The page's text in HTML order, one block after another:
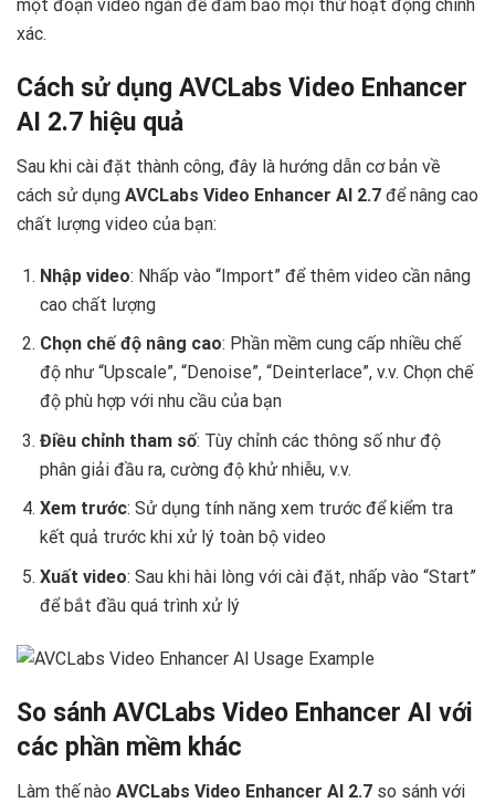
một đoạn video ngắn để đảm bảo mọi thứ hoạt động chính
xác.
Cách sử dụng AVCLabs Video Enhancer
AI 2.7 hiệu quả
Sau khi cài đặt thành công, đây là hướng dẫn cơ bản về
cách sử dụng AVCLabs Video Enhancer AI 2.7 để nâng cao
chất lượng video của bạn:
Nhập video: Nhấp vào “Import” để thêm video cần nâng
cao chất lượng
Chọn chế độ nâng cao: Phần mềm cung cấp nhiều chế
độ như “Upscale”, “Denoise”, “Deinterlace”, v.v. Chọn chế
độ phù hợp với nhu cầu của bạn
Điều chỉnh tham số: Tùy chỉnh các thông số như độ
phân giải đầu ra, cường độ khử nhiễu, v.v.
Xem trước: Sử dụng tính năng xem trước để kiểm tra
kết quả trước khi xử lý toàn bộ video
Xuất video: Sau khi hài lòng với cài đặt, nhấp vào “Start”
để bắt đầu quá trình xử lý
So sánh AVCLabs Video Enhancer AI với
các phần mềm khác
Làm thế nào AVCLabs Video Enhancer AI 2.7 so sánh với